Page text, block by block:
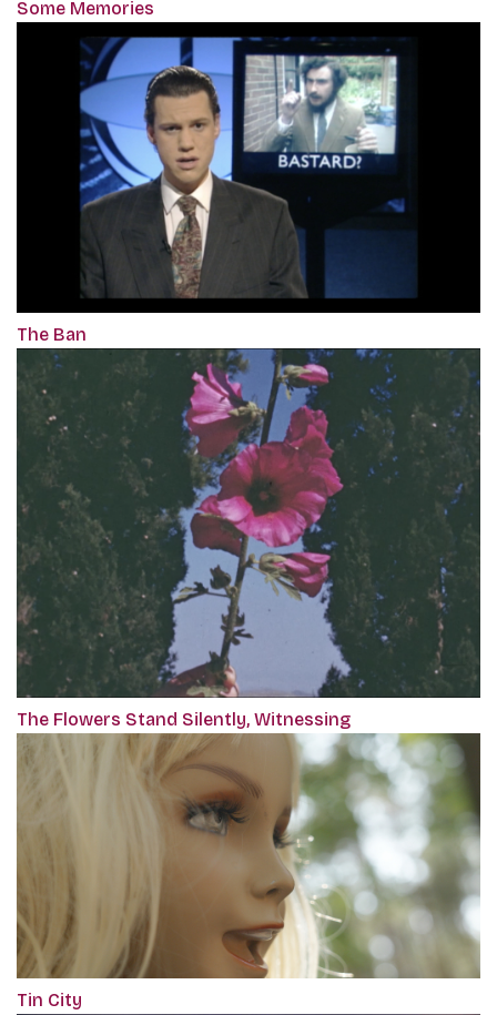
Some Memories
The Ban
The Flowers Stand Silently, Witnessing
Tin City